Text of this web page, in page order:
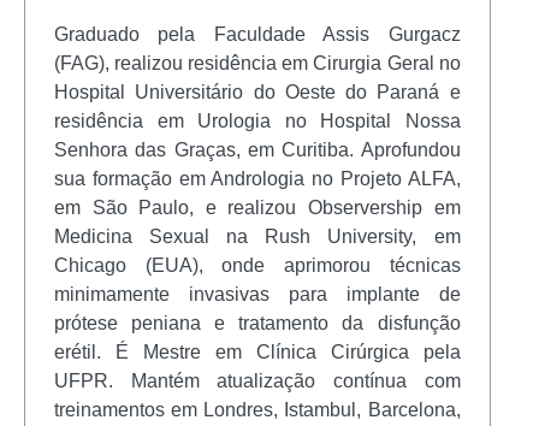
Graduado pela Faculdade Assis Gurgacz
(FAG), realizou residência em Cirurgia Geral no
Hospital Universitário do Oeste do Paraná e
residência em Urologia no Hospital Nossa
Senhora das Graças, em Curitiba. Aprofundou
sua formação em Andrologia no Projeto ALFA,
em São Paulo, e realizou Observership em
Medicina Sexual na Rush University, em
Chicago (EUA), onde aprimorou técnicas
minimamente invasivas para implante de
prótese peniana e tratamento da disfunção
erétil. É Mestre em Clínica Cirúrgica pela
UFPR. Mantém atualização contínua com
treinamentos em Londres, Istambul, Barcelona,